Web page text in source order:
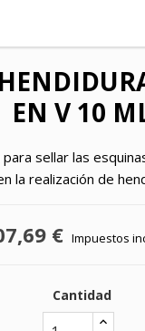
EN V 10
sellar las
la realización de
€ Impuestos
Cantidad